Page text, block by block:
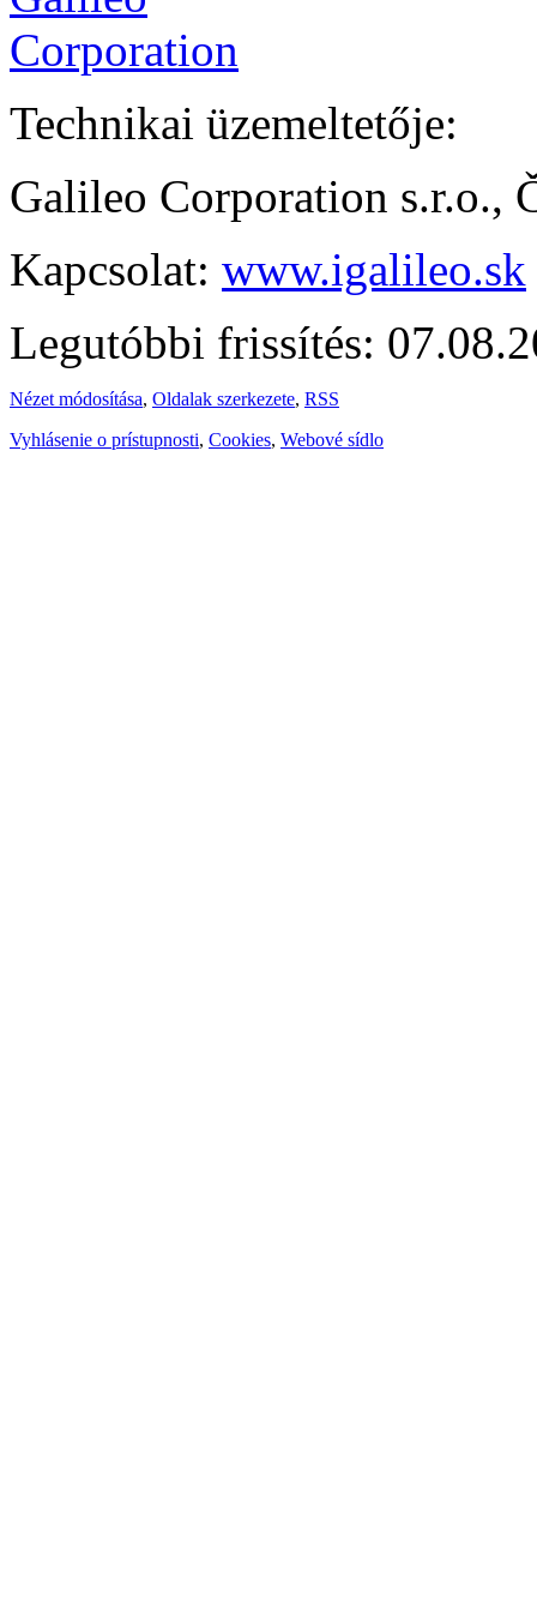
Technikai üzemeltetője:
Galileo Corporation s.r.o.,
Kapcsolat: www.igalileo.sk
Legutóbbi frissítés:
Nézet módosítása, Oldalak szerkezete, RSS
Vyhlásenie o prístupnosti, Cookies, Webové sídlo